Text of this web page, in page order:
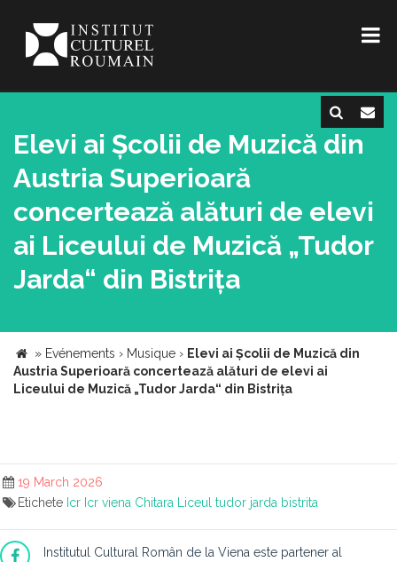
Elevi ai Școlii de Muzică din
Austria Superioară
concertează alături de elevi
ai Liceului de Muzică „Tudor
Jarda“ din Bistrița
» Evénements › Musique › Elevi ai Școlii de Muzică din
Austria Superioară concertează alături de elevi ai
Liceului de Muzică „Tudor Jarda“ din Bistrița
19 March 2026
Etichete Icr Icr viena Chitara Liceul tudor jarda bistrita
Institutul Cultural Român de la Viena este partener al